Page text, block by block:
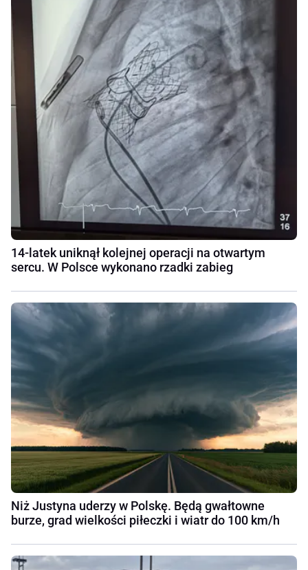
14-latek uniknął kolejnej operacji na otwartym
sercu. W Polsce wykonano rzadki zabieg
Niż Justyna uderzy w Polskę. Będą gwałtowne
burze, grad wielkości piłeczki i wiatr do 100 km/h